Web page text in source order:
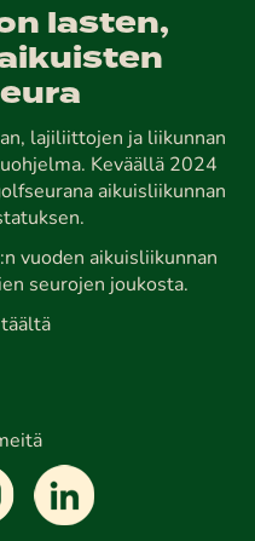
lasten,
lajiliittojen ja liikunnan
Keväällä 2024
aikuisliikunnan
vuoden aikuisliikunnan
seurojen joukosta.